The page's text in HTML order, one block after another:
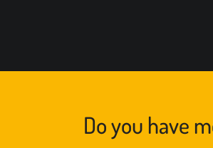
Do you have